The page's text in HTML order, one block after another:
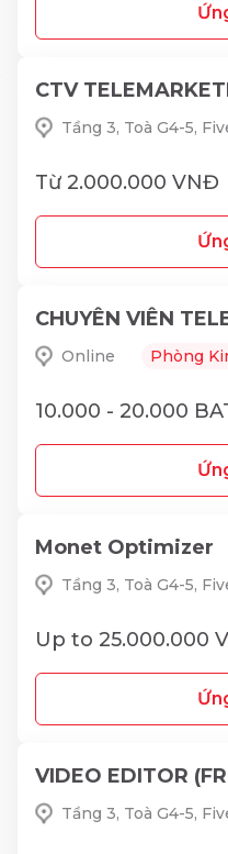
CTV
Tầng 3, Toà G4-5,
Từ 2.000.000 VNĐ
Online Phòng
10.000 - 20.000
Monet Optimizer
Tầng 3, Toà G4-5,
Up to 25.000.000
VIDEO EDITOR
Tầng 3, Toà G4-5,